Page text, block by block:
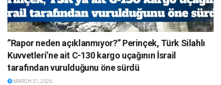
”Rapor neden açıklanmıyor?” Perinçek, Türk Silahlı
Kuvvetleri’ne ait C-130 kargo uçağının İsrail
tarafından vurulduğunu öne sürdü
MARCH 31, 2026